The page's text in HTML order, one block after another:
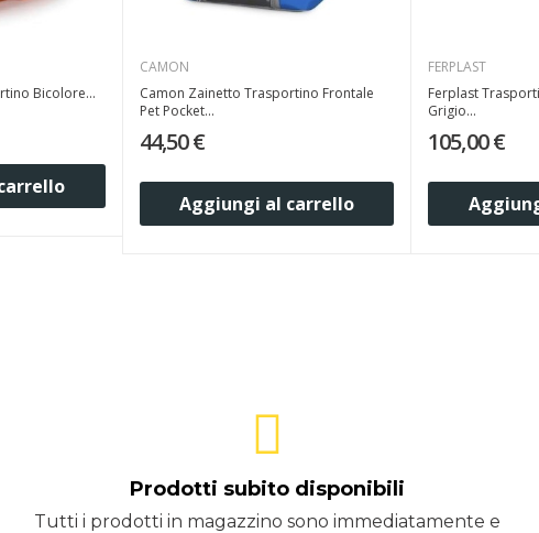
Bicolore...
CAMON
Camon Zainetto Trasportino Frontale
Pet Pocket...
44,50 €
Aggiungi al carrello
FERPLAST
Ferplast
Grigio...
105,00 €
Prodotti subito disponibili
Tutti i prodotti in magazzino sono immediatamente e